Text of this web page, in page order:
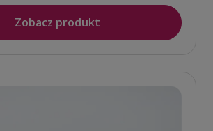
Zobacz produkt